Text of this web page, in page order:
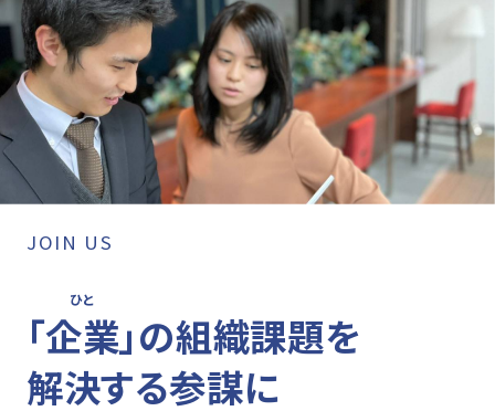
JOIN US
「企業
ひと
」の組織課題を
解決する参謀に